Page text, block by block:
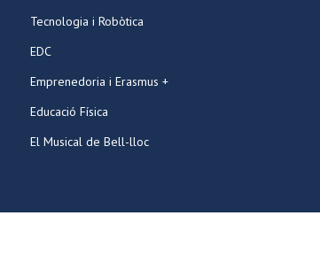
Tecnologia i Robòtica
EDC
Emprenedoria i Erasmus +
Educació Física
El Musical de Bell-lloc